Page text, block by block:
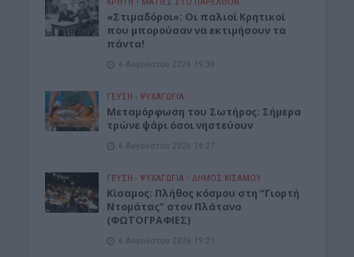
«Στιμαδόροι»: Οι παλιοί Κρητικοί
που μπορούσαν να εκτιμήσουν τα
πάντα!
6 Αυγούστου 2026 19:30
ΓΕΎΣΗ - ΨΥΧΑΓΩΓΊΑ
Μεταμόρφωση του Σωτήρος: Σήμερα
τρώνε ψάρι όσοι νηστεύουν
6 Αυγούστου 2026 19:27
ΓΕΎΣΗ - ΨΥΧΑΓΩΓΊΑ • ΔΉΜΟΣ ΚΙΣΆΜΟΥ
Κίσαμος: Πλήθος κόσμου στη “Γιορτή
Ντομάτας” στον Πλάτανο
(ΦΩΤΟΓΡΑΦΙΕΣ)
6 Αυγούστου 2026 19:21